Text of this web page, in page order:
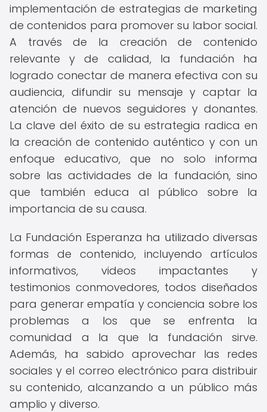
implementación de estrategias de marketing
de contenidos para promover su labor social.
A través de la creación de contenido
relevante y de calidad, la fundación ha
logrado conectar de manera efectiva con su
audiencia, difundir su mensaje y captar la
atención de nuevos seguidores y donantes.
La clave del éxito de su estrategia radica en
la creación de contenido auténtico y con un
enfoque educativo, que no solo informa
sobre las actividades de la fundación, sino
que también educa al público sobre la
importancia de su causa.
La Fundación Esperanza ha utilizado diversas
formas de contenido, incluyendo artículos
informativos, videos impactantes y
testimonios conmovedores, todos diseñados
para generar empatía y conciencia sobre los
problemas a los que se enfrenta la
comunidad a la que la fundación sirve.
Además, ha sabido aprovechar las redes
sociales y el correo electrónico para distribuir
su contenido, alcanzando a un público más
amplio y diverso.